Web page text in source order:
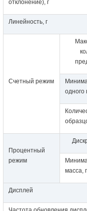
отклонение), г
Линейность, г
Счетный режим
одного
Процентный
режим
масса, г
Дисплей